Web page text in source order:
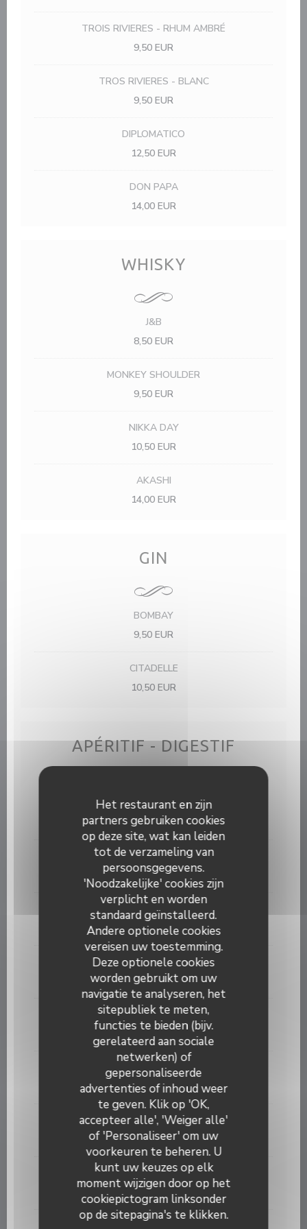
Het restaurant en zijn
partners gebruiken cookies
op deze site, wat kan leiden
tot de verzameling van
persoonsgegevens.
'Noodzakelijke' cookies zijn
verplicht en worden
standaard geïnstalleerd.
Andere optionele cookies
vereisen uw toestemming.
Deze optionele cookies
worden gebruikt om uw
navigatie te analyseren, het
sitepubliek te meten,
functies te bieden (bijv.
gerelateerd aan sociale
netwerken) of
gepersonaliseerde
advertenties of inhoud weer
te geven. Klik op 'OK,
accepteer alle', 'Weiger alle'
of 'Personaliseer' om uw
voorkeuren te beheren. U
kunt uw keuzes op elk
moment wijzigen door op het
cookiepictogram linksonder
op de sitepagina's te klikken.
TROIS RIVIERES - RHUM AMBRÉ
9,50 EUR
TROS RIVIERES - BLANC
9,50 EUR
DIPLOMATICO
12,50 EUR
DON PAPA
14,00 EUR
WHISKY
J&B
8,50 EUR
MONKEY SHOULDER
9,50 EUR
NIKKA DAY
10,50 EUR
AKASHI
14,00 EUR
GIN
BOMBAY
9,50 EUR
CITADELLE
10,50 EUR
APÉRITIF - DIGESTIF
RICARD
5,00 EUR
KIR
5,00 EUR
KIR ROYAL
10,00 EUR
COUPE DE. CHAMPAGNE
10,00 EUR
PORTO ROUGE
5,00 EUR
GET 27
8,50 EUR
GET 31
8,50 EUR
LIMONCELLO
8,50 EUR
LES COPAINS D'ABORD BY SHIRELE